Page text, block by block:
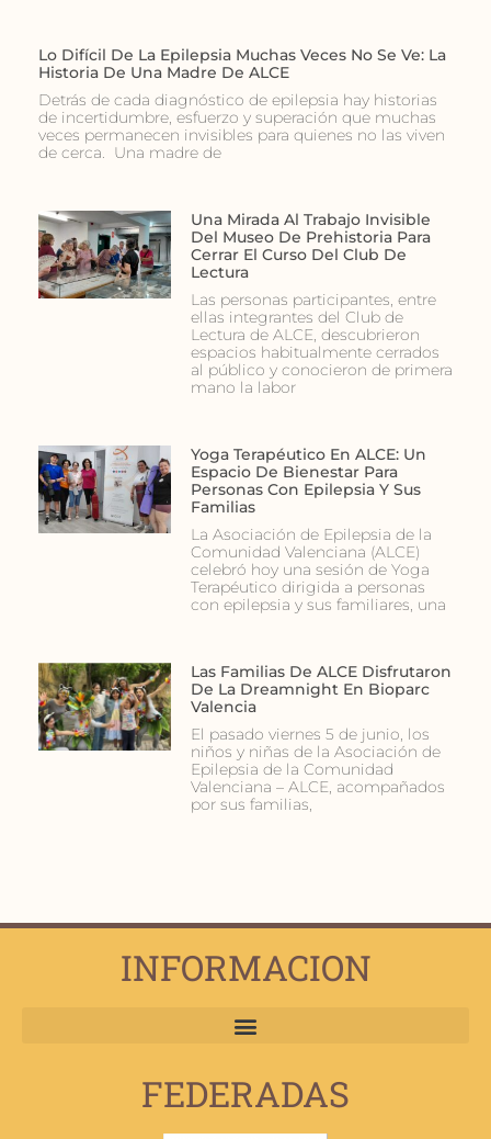
Lo Difícil De La Epilepsia Muchas Veces No Se Ve: La
Historia De Una Madre De ALCE
Detrás de cada diagnóstico de epilepsia hay historias
de incertidumbre, esfuerzo y superación que muchas
veces permanecen invisibles para quienes no las viven
de cerca. Una madre de
Una Mirada Al Trabajo Invisible
Del Museo De Prehistoria Para
Cerrar El Curso Del Club De
Lectura
Las personas participantes, entre
ellas integrantes del Club de
Lectura de ALCE, descubrieron
espacios habitualmente cerrados
al público y conocieron de primera
mano la labor
Yoga Terapéutico En ALCE: Un
Espacio De Bienestar Para
Personas Con Epilepsia Y Sus
Familias
La Asociación de Epilepsia de la
Comunidad Valenciana (ALCE)
celebró hoy una sesión de Yoga
Terapéutico dirigida a personas
con epilepsia y sus familiares, una
Las Familias De ALCE Disfrutaron
De La Dreamnight En Bioparc
Valencia
El pasado viernes 5 de junio, los
niños y niñas de la Asociación de
Epilepsia de la Comunidad
Valenciana – ALCE, acompañados
por sus familias,
INFORMACION
FEDERADAS